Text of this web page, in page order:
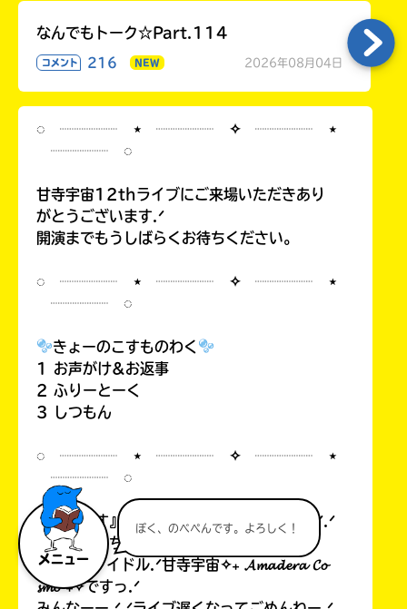
メニュー
ぼく、のべぺんです。よろしく！
なんでもトーク☆Part.114
コメント 216 NEW 2026年08月04日
◌ ┈┈┈┈ ⋆ ┈┈┈┈ ✧ ┈┈┈┈ ⋆
┈┈┈┈ ◌
甘寺宇宙12thライブにご来場いただきあり
がとうございます.ᐟ
開演までもうしばらくお待ちください。
◌ ┈┈┈┈ ⋆ ┈┈┈┈ ✧ ┈┈┈┈ ⋆
┈┈┈┈ ◌
きょーのこすものわく
1 お声がけ&お返事
2 ふりーとーく
3 しつもん
◌ ┈┈┈┈ ⋆ ┈┈┈┈ ✧ ┈┈┈┈ ⋆
┈┈┈┈ ◌
『こすもす』✦.· 𝓒𝓸𝓼𝓶𝓸𝓼 ·.✦のみんなーー.ᐟ.ᐟ
こっんにっちはーー.ᐟ.ᐟ
宇宙1のアイドル.ᐟ甘寺宇宙✧₊ 𝓐𝓶𝓪𝓭𝓮𝓻𝓪 𝓒𝓸
𝓼𝓶𝓸 ₊✧ですっ.ᐟ